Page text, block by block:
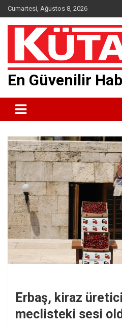
Skip
to
content
Cumartesi, Ağustos 8, 2026
En Güvenilir
Erbaş, kiraz
meclisteki sesi